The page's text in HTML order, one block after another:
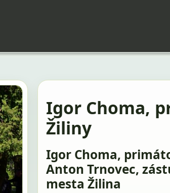
Igor Choma,
Žiliny
Igor Choma,
Anton Trnovec,
mesta Žilina